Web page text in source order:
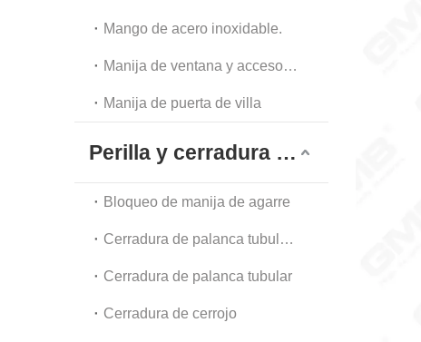
Mango de acero inoxidable.
Manija de ventana y accesorios
Manija de puerta de villa
Perilla y cerradura tubular
Bloqueo de manija de agarre
Cerradura de palanca tubular de alta resistencia
Cerradura de palanca tubular
Cerradura de cerrojo